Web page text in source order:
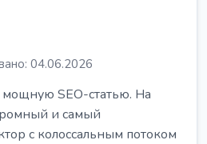
04.06.2026
SEO-статью. На
и самый
с колоссальным потоком